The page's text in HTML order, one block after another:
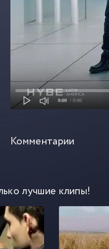
0:00 / 0:00
Комментарии
лучшие клипы!